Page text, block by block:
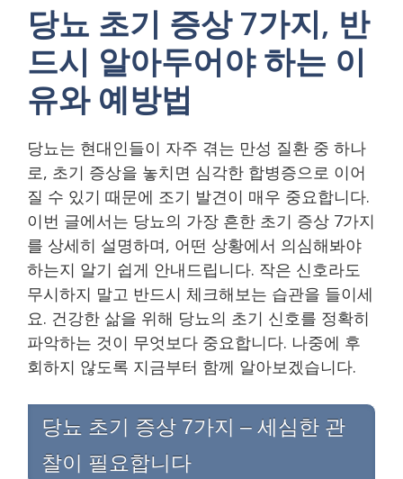
당뇨 초기 증상 7가지, 반
드시 알아두어야 하는 이
유와 예방법
당뇨는 현대인들이 자주 겪는 만성 질환 중 하나
로, 초기 증상을 놓치면 심각한 합병증으로 이어
질 수 있기 때문에 조기 발견이 매우 중요합니다.
이번 글에서는 당뇨의 가장 흔한 초기 증상 7가지
를 상세히 설명하며, 어떤 상황에서 의심해봐야
하는지 알기 쉽게 안내드립니다. 작은 신호라도
무시하지 말고 반드시 체크해보는 습관을 들이세
요. 건강한 삶을 위해 당뇨의 초기 신호를 정확히
파악하는 것이 무엇보다 중요합니다. 나중에 후
회하지 않도록 지금부터 함께 알아보겠습니다.
당뇨 초기 증상 7가지 – 세심한 관
찰이 필요합니다